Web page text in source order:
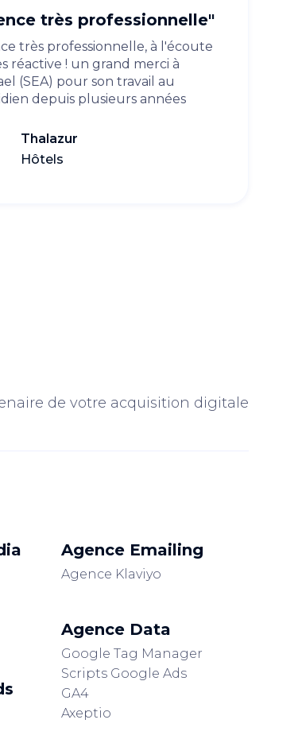
très professionnelle"
très professionnelle, à l'écoute
réactive ! un grand merci à
(SEA) pour son travail au
depuis plusieurs années
Thalazur
Hôtels
de votre acquisition digitale
Agence Emailing
Agence Klaviyo
Agence Data
Google Tag Manager
Scripts Google Ads
GA4
Axeptio